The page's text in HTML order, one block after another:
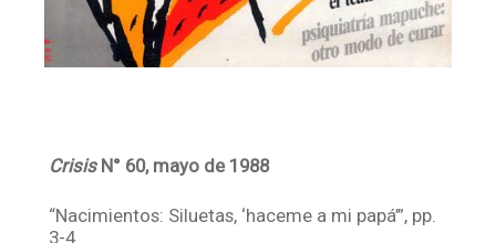
CrisisN° 60, mayo de 1988
“Nacimientos: Siluetas, ‘haceme a mi papá’”, pp.
3-4